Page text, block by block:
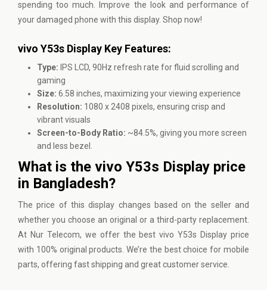
spending too much. Improve the look and performance of
your damaged phone with this display. Shop now!
vivo Y53s Display Key Features:
Type: IPS LCD, 90Hz refresh rate for fluid scrolling and
gaming
Size: 6.58 inches, maximizing your viewing experience
Resolution: 1080 x 2408 pixels, ensuring crisp and
vibrant visuals
Screen-to-Body Ratio: ~84.5%, giving you more screen
and less bezel.
What is the vivo Y53s Display price
in Bangladesh?
The price of this display changes based on the seller and
whether you choose an original or a third-party replacement.
At Nur Telecom, we offer the best vivo Y53s Display price
with 100% original products. We’re the best choice for mobile
parts, offering fast shipping and great customer service.